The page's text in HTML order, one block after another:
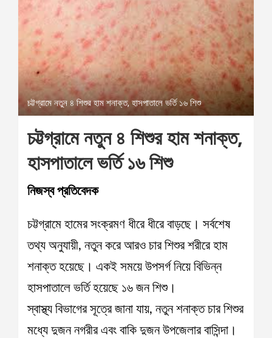
চট্টগ্রামে নতুন ৪ শিশুর হাম শনাক্ত, হাসপাতালে ভর্তি ১৬ শিশু
চট্টগ্রামে নতুন ৪ শিশুর হাম শনাক্ত,
হাসপাতালে ভর্তি ১৬ শিশু
নিজস্ব প্রতিবেদক
চট্টগ্রামে হামের সংক্রমণ ধীরে ধীরে বাড়ছে। সর্বশেষ
তথ্য অনুযায়ী, নতুন করে আরও চার শিশুর শরীরে হাম
শনাক্ত হয়েছে। একই সময়ে উপসর্গ নিয়ে বিভিন্ন
হাসপাতালে ভর্তি হয়েছে ১৬ জন শিশু।
স্বাস্থ্য বিভাগের সূত্রে জানা যায়, নতুন শনাক্ত চার শিশুর
মধ্যে দুজন নগরীর এবং বাকি দুজন উপজেলার বাসিন্দা।